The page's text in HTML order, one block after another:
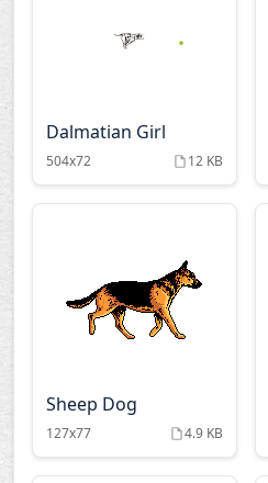
Dalmatian Girl
504x72 12 KB
Sheep Dog
127x77 4.9 KB